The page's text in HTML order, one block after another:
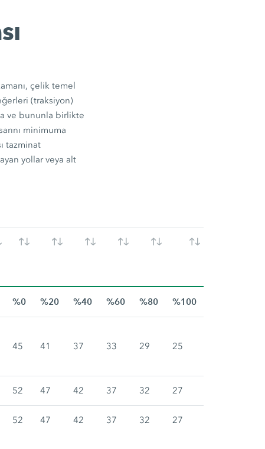
çelik temel
(traksiyon)
ve bununla birlikte
minimuma
tazminat
yollar veya alt
%0 %20 %40 %60 %80 %100
45
41 37 33 29
25
52 47 42 37 32 27
52 47 42 37 32 27